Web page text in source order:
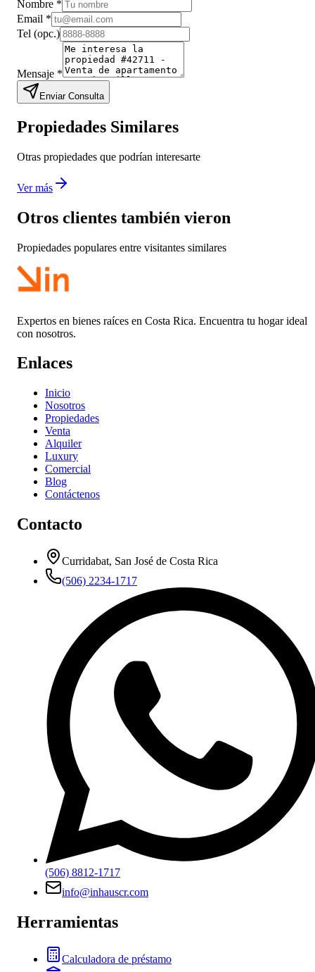
Nombre *
Email *
Tel (opc.)
Mensaje *
Enviar Consulta
Propiedades Similares
Otras propiedades que podrían interesarte
Ver más
Otros clientes también vieron
Propiedades populares entre visitantes similares
Expertos en bienes raíces en Costa Rica. Encuentra tu hogar ideal
con nosotros.
Enlaces
Inicio
Nosotros
Propiedades
Venta
Alquiler
Luxury
Comercial
Blog
Contáctenos
Contacto
Curridabat, San José de Costa Rica
(506) 2234-1717
(506) 8812-1717
info@inhauscr.com
Herramientas
Calculadora de préstamo